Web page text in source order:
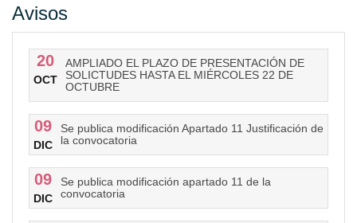
Avisos
20
OCT
AMPLIADO EL PLAZO DE PRESENTACIÓN DE
SOLICTUDES HASTA EL MIÉRCOLES 22 DE
OCTUBRE
09
DIC
Se publica modificación Apartado 11 Justificación de
la convocatoria
09
DIC
Se publica modificación apartado 11 de la
convocatoria